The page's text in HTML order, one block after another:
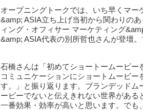
オープニングトークでは、いち早くマ
&amp; ASIA立ち上げ当初から関わりの
ィング・オフィサー マーケティング
&amp; ASIA代表の別所哲也さんが登壇
石橋さんは「初めてショートームービー
コミュニケーションにショートムービ
す。」と振り返ります。ブランデッド
ービーでないと伝えきれない世界があ
一番効果・効率が高いと思います。でも